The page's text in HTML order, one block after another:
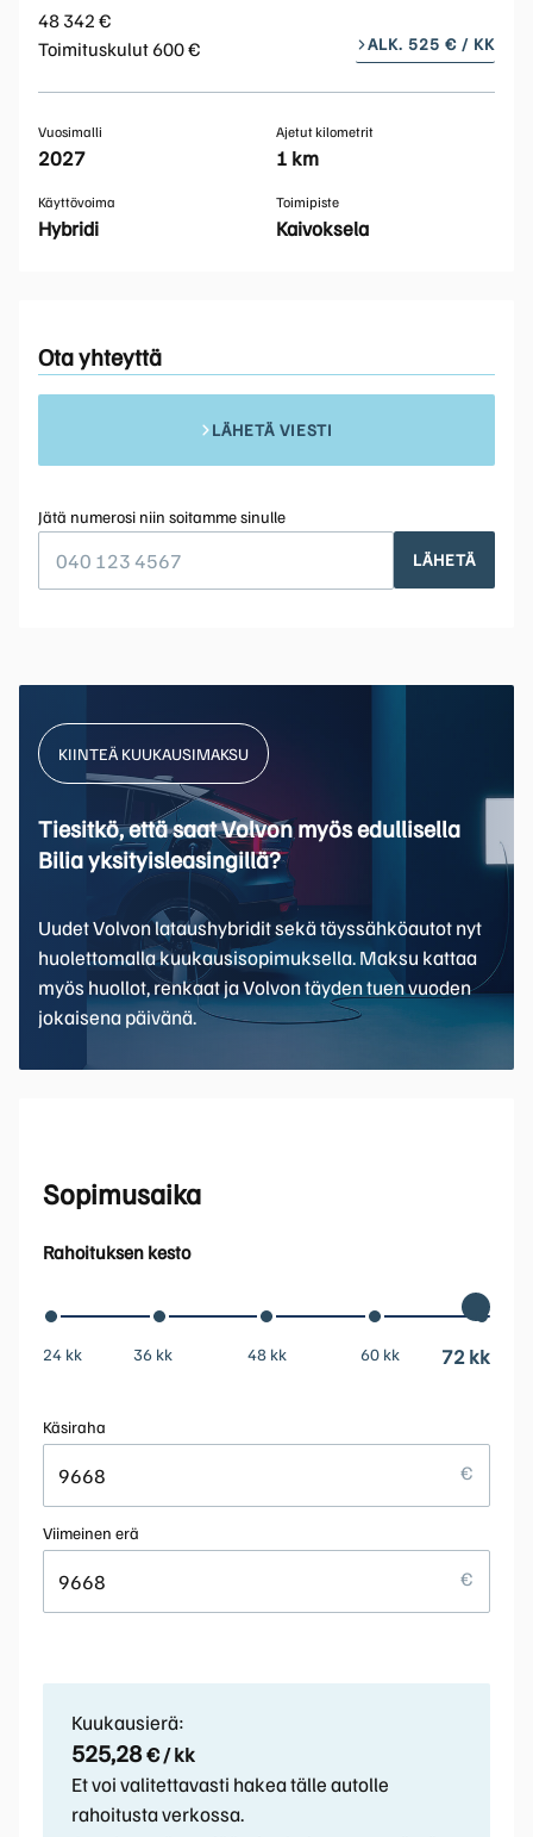
48 342 €
Toimituskulut 600 €
ALK. 525 € / KK
Vuosimalli
2027
Ajetut kilometrit
1 km
Käyttövoima
Hybridi
Toimipiste
Kaivoksela
Sopimusaika
Rahoituksen kesto
24 kk 36 kk 48 kk 60 kk 72 kk
Käsiraha
Viimeinen erä
Kuukausierä:
525,28€ / kk
Et voi valitettavasti hakea tälle autolle
rahoitusta verkossa.
Ota yhteyttä
LÄHETÄ VIESTI
Jätä numerosi niin soitamme sinulle
LÄHETÄ
KIINTEÄ KUUKAUSIMAKSU
Tiesitkö, että saat Volvon myös edullisella
Bilia yksityisleasingillä?
Uudet Volvon lataushybridit sekä täyssähköautot nyt
huolettomalla kuukausisopimuksella. Maksu kattaa
myös huollot, renkaat ja Volvon täyden tuen vuoden
jokaisena päivänä.